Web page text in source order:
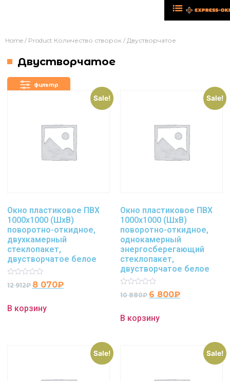
Home / Product Количество створок / Двустворчатое
Двустворчатое
фильтр
Sale!
Окно пластиковое ПВХ
1000х1000 (ШхВ)
поворотно-откидное,
двухкамерный
стеклопакет,
двустворчатое белое
Rated
0
5
12 912₽ 8 070₽
В корзину
Sale!
Окно пластиковое ПВХ
1000х1000 (ШхВ)
поворотно-откидное,
однокамерный
энергосберегающий
стеклопакет,
двустворчатое белое
Rated
0
5
10 880₽ 6 800₽
В корзину
Sale! Sale!